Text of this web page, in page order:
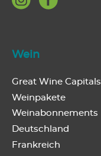
Wein
Great Wine Capitals
Weinpakete
Weinabonnements
Deutschland
Frankreich